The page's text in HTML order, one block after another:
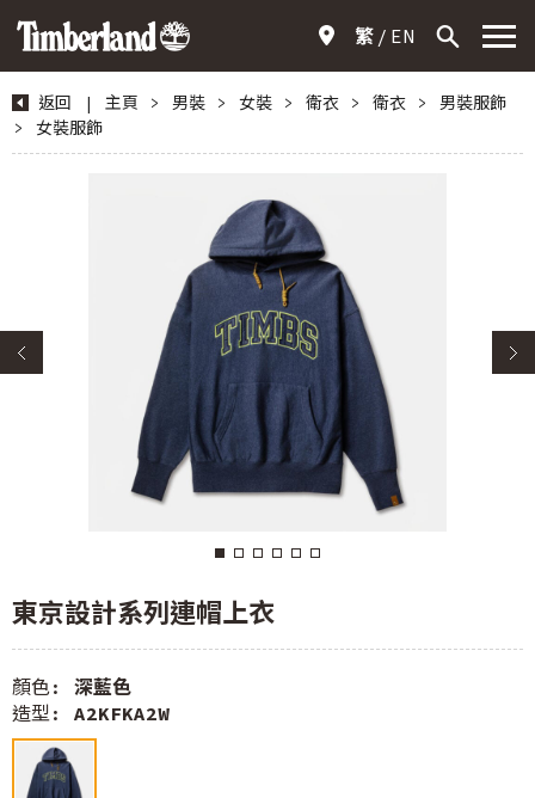
繁 EN
返回 | 主頁 > 男裝 > 女裝 > 衛衣 > 衛衣 >
男裝服飾
>
女裝服飾
東京設計系列連帽上衣
顏色: 深藍色
造型: A2KFKA2W